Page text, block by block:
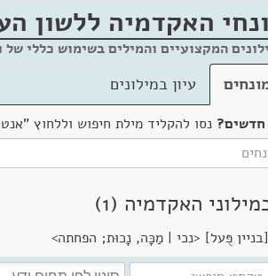
האקדמיה ללשון
המקצועיים והמילים בשימוש כללי
עיון במילונים
נסו להקליד מילת חיפוש וללחוץ
האקדמיה (1)
פֻּעל] <נכי | מַכָּה, נָכוּת; הפחתה>